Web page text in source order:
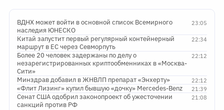
23:05
ВДНХ может войти в основной список Всемирного
наследия ЮНЕСКО
22:34
Китай запустит первый регулярный контейнерный
маршрут в ЕС через Севморпуть
22:12
Более 20 человек задержаны по делу о
незарегистрированных криптообменниках в «Москва-
Сити»
22:12
Минздрав добавил в ЖНВЛП препарат «Энхерту»
21:39
«Флит Лизинг» купил бывшую «дочку» Mercedes-Benz
21:08
Сенат США одобрил законопроект об ужесточении
санкций против РФ